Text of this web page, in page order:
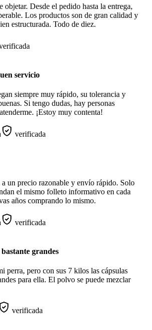
objetar. Desde el pedido hasta la entrega,
Los productos son de gran calidad y
estructurada. Todo de diez.
servicio
siempre muy rápido, su tolerancia y
Si tengo dudas, hay personas
¡Estoy muy contenta!
verificada
un precio razonable y envío rápido. Solo
el mismo folleto informativo en cada
años comprando lo mismo.
verificada
grandes
perra, pero con sus 7 kilos las cápsulas
para ella. El polvo se puede mezclar
verificada